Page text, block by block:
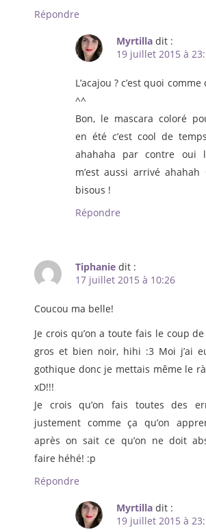
Répondre
Myrtilla dit :
19 juillet 2015 à
L’acajou ? c’est quoi
^^
Bon, le mascara coloré
en été c’est cool de
ahahaha par contre oui
m’est aussi arrivé
bisous !
Répondre
Tiphanie dit :
17 juillet 2015 à 10:26
Coucou ma belle!
Je crois qu’on a toute fais le coup
gros et bien noir, hihi :3 Moi j’ai
gothique donc je mettais même le
xD!!!
Je crois qu’on fais toutes des
justement comme ça qu’on
après on sait ce qu’on ne doit
faire héhé! :p
Répondre
Myrtilla dit :
19 juillet 2015 à